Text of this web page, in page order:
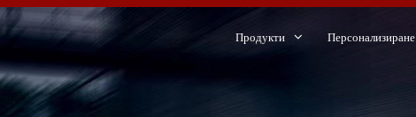
Продукти Персонализиране